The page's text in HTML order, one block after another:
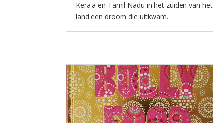
Kerala en Tamil Nadu in het zuiden van het
land een droom die uitkwam.